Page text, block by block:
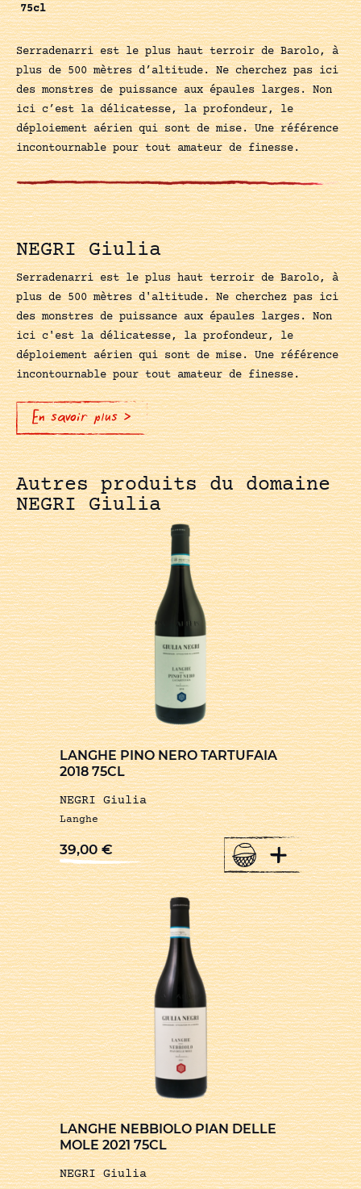
75cl
Serradenarri est le plus haut terroir de Barolo, à
plus de 500 mètres d’altitude. Ne cherchez pas ici
des monstres de puissance aux épaules larges. Non
ici c’est la délicatesse, la profondeur, le
déploiement aérien qui sont de mise. Une référence
incontournable pour tout amateur de finesse.
NEGRI Giulia
Serradenarri est le plus haut terroir de Barolo, à
plus de 500 mètres d'altitude. Ne cherchez pas ici
des monstres de puissance aux épaules larges. Non
ici c'est la délicatesse, la profondeur, le
déploiement aérien qui sont de mise. Une référence
incontournable pour tout amateur de finesse.
En savoir plus >
Autres produits du domaine
NEGRI Giulia
LANGHE PINO NERO TARTUFAIA
2018 75CL
NEGRI Giulia
Langhe
39,00€ +
LANGHE NEBBIOLO PIAN DELLE
MOLE 2021 75CL
NEGRI Giulia